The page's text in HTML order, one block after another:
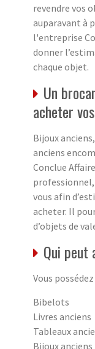
revendre vos
auparavant à
l'entreprise
donner
chaque objet.
Un
acheter
Bijoux
anciens
Conclue
professionnel,
vous afin
acheter. Il
d’objets de
Qui peut
Vous
Bibelots
Livres anciens
Tableaux
Bijoux anciens